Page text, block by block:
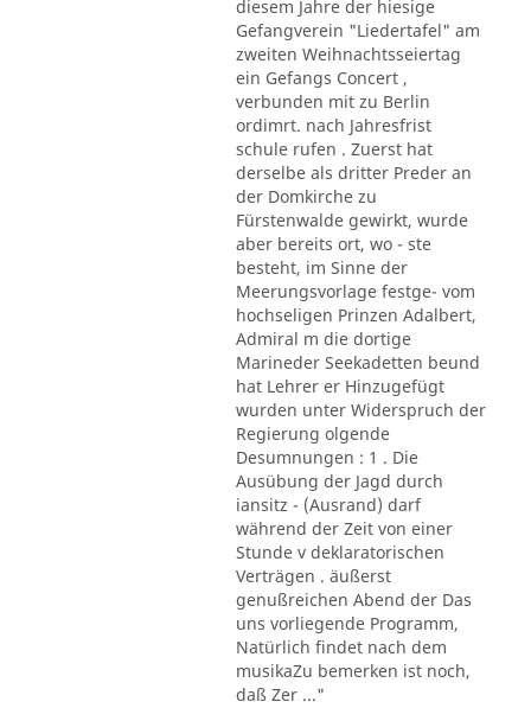
diesem Jahre der hiesige
Gefangverein "Liedertafel" am
zweiten Weihnachtsseiertag
ein Gefangs Concert ,
verbunden mit zu Berlin
ordimrt. nach Jahresfrist
schule rufen . Zuerst hat
derselbe als dritter Preder an
der Domkirche zu
Fürstenwalde gewirkt, wurde
aber bereits ort, wo - ste
besteht, im Sinne der
Meerungsvorlage festge- vom
hochseligen Prinzen Adalbert,
Admiral m die dortige
Marineder Seekadetten beund
hat Lehrer er Hinzugefügt
wurden unter Widerspruch der
Regierung olgende
Desumnungen : 1 . Die
Ausübung der Jagd durch
iansitz - (Ausrand) darf
während der Zeit von einer
Stunde v deklaratorischen
Verträgen . äußerst
genußreichen Abend der Das
uns vorliegende Programm,
Natürlich findet nach dem
musikaZu bemerken ist noch,
daß Zer ..."